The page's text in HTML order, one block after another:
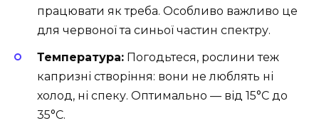
працювати як треба. Особливо важливо це
для червоної та синьої частин спектру.
Температура: Погодьтеся, рослини теж
капризні створіння: вони не люблять ні
холод, ні спеку. Оптимально — від 15°C до
35°C.